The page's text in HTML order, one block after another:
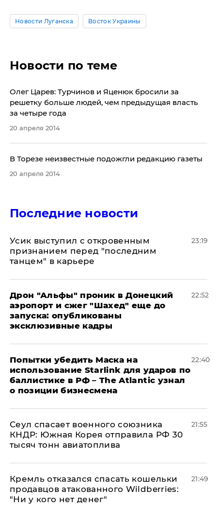
Новости Луганска Восток Украины
Новости по теме
Олег Царев: Турчинов и Яценюк бросили за
решетку больше людей, чем предыдущая власть
за четыре года
20 апреля 2014
​В Торезе неизвестные подожгли редакцию газеты
20 апреля 2014
Последние новости
Усик выступил с откровенным
признанием перед "последним
танцем" в карьере
23:19
Дрон "Альфы" проник в Донецкий
аэропорт и сжег "Шахед" еще до
запуска: опубликованы
эксклюзивные кадры
22:52
Попытки убедить Маска на
использование Starlink для ударов по
баллистике в РФ – The Atlantic узнал
о позиции бизнесмена
22:40
​Сеул спасает военного союзника
КНДР: Южная Корея отправила РФ 30
тысяч тонн авиатоплива
21:55
Кремль отказался спасать кошельки
продавцов атакованного Wildberries:
"Ни у кого нет денег"
21:49